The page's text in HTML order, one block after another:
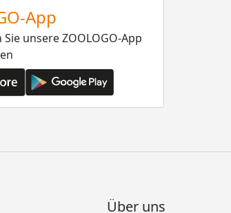
App
unsere ZOOLOGO-App
Über uns